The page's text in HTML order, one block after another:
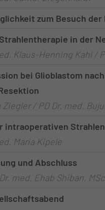
zum Besuch
in der
Klaus-Henning Kahl /
bei Glioblastom
/ PD Dr. med.
intraoperativen
Maria Kipele
und Abschluss
med. Ehab Shiban,